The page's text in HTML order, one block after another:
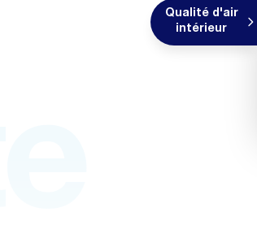
Qualité d'air
intérieur